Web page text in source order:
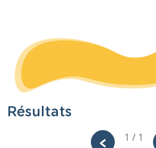
Résultats
1 / 1